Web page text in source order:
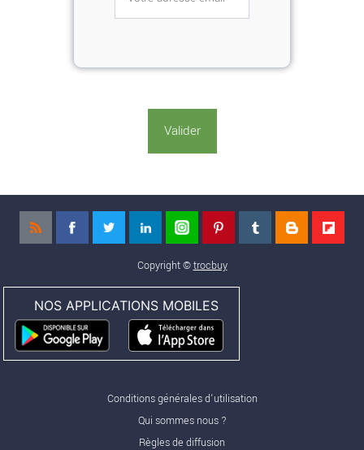
Copyright ©trocbuy
NOS APPLICATIONS MOBILES
Conditions générales d'utilisation
Qui sommes nous ?
Règles de diffusion